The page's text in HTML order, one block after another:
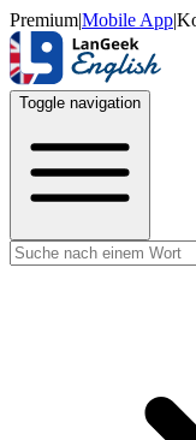
Premium|Mobile App|
Toggle navigation